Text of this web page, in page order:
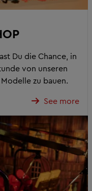
Du die Chance, in
von unseren
zu bauen.
See more